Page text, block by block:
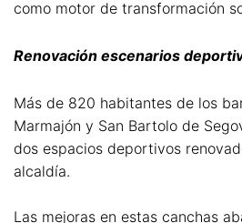
como motor de transformación
Renovación escenarios
Más de 820 habitantes de los
Marmajón y San Bartolo de
dos espacios deportivos
alcaldía.
Las mejoras en estas canchas